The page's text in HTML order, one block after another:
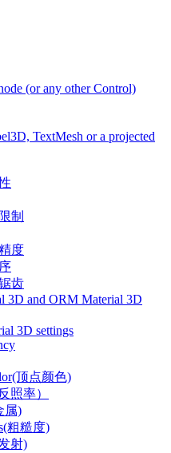
(or any other Control)
TextMesh or a projected
制
度
齿
3D and ORM Material 3D
3D settings
顶点颜色)
照率）
属)
粗糙度)
射)